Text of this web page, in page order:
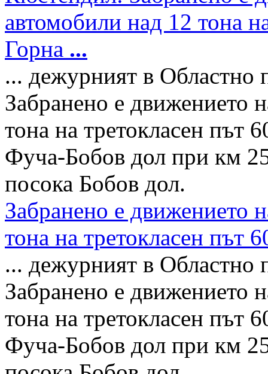
автомобили над 12 тона
Горна ...
... дежурният в Областно
Забранено е движението
тона на третокласен път
Фуча-Бобов дол при км
посока Бобов дол.
Забранено е движението
тона на третокласен път
... дежурният в Областно
Забранено е движението
тона на третокласен път
Фуча-Бобов дол при км